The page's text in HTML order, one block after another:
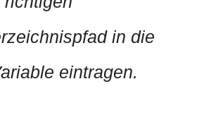
in die
eintragen.